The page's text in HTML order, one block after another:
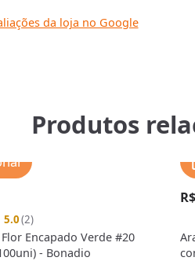
da loja no Google
Produtos
5.0(2)
Encapado Verde #20
- Bonadio